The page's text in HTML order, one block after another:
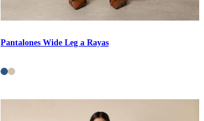
Pantalones Wide Leg a Rayas